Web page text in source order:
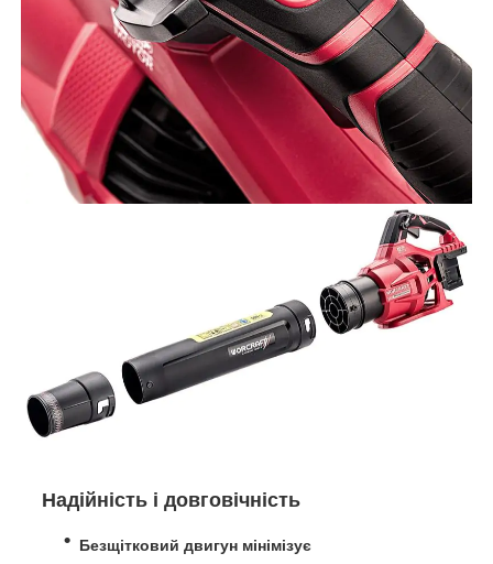
Надійність і довговічність
Безщітковий двигун мінімізує